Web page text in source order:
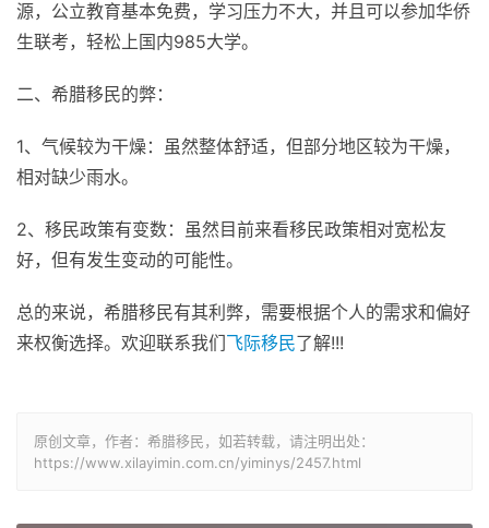
源，公立教育基本免费，学习压力不大，并且可以参加华侨
生联考，轻松上国内985大学。
二、希腊移民的弊：
1、气候较为干燥：虽然整体舒适，但部分地区较为干燥，
相对缺少雨水。
2、移民政策有变数：虽然目前来看移民政策相对宽松友
好，但有发生变动的可能性。
总的来说，希腊移民有其利弊，需要根据个人的需求和偏好
来权衡选择。欢迎联系我们飞际移民了解!!!
原创文章，作者：希腊移民，如若转载，请注明出处：
https://www.xilayimin.com.cn/yiminys/2457.html